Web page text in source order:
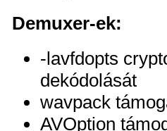
Demuxer-ek:
-lavfdopts
dekódolását
wavpack
AVOption